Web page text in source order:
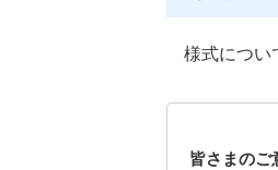
様式につい
皆さまのご